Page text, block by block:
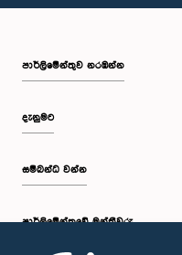
පාර්ලි‌මේන්තුව නරඹන්න
දැනුමට
සම්බන්ධ වන්න
පාර්ලි‌මේන්තුවේ මන්ත්‍රීවරු